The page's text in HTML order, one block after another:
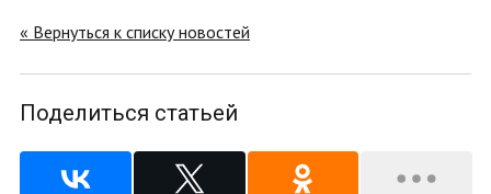
« Вернуться к списку новостей
Поделиться статьей